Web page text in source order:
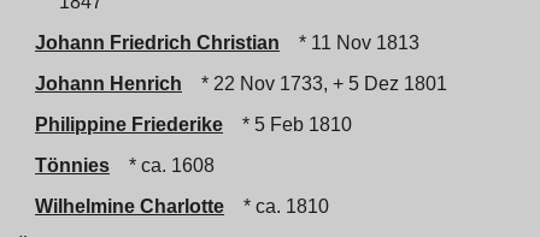
Johann Friedrich Christian
* 11 Nov 1813
Johann Henrich
* 22 Nov 1733, + 5 Dez 1801
Philippine Friederike
* 5 Feb 1810
Tönnies
* ca. 1608
Wilhelmine Charlotte
* ca. 1810